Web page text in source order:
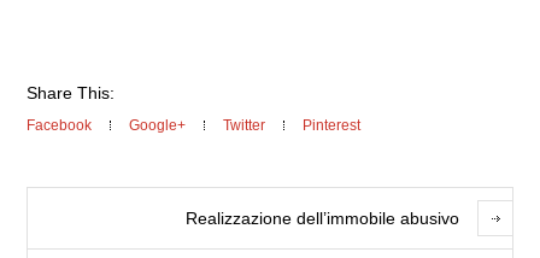
Share This:
Facebook Google+ Twitter Pinterest
Realizzazione dell’immobile abusivo